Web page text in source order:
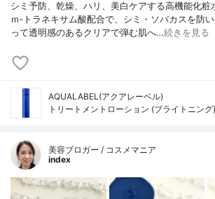
シミ予防、乾燥、ハリ、美白ケアする高機能化粧
ｍ‐トラネキサム酸配合で、シミ・ソバカスを防
って透明感のあるクリアで弾む肌へ…続きを見る
AQUALABEL(アクアレーベル)
トリートメントローション (ブライトニング
美容ブロガー / コスメマニア
index